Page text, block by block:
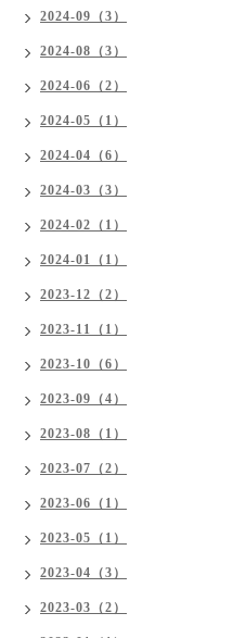
2024-09（3）
2024-08（3）
2024-06（2）
2024-05（1）
2024-04（6）
2024-03（3）
2024-02（1）
2024-01（1）
2023-12（2）
2023-11（1）
2023-10（6）
2023-09（4）
2023-08（1）
2023-07（2）
2023-06（1）
2023-05（1）
2023-04（3）
2023-03（2）